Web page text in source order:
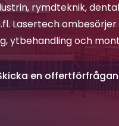
rymdteknik,
Lasertech
ytbehandling och
en offertförfrågan